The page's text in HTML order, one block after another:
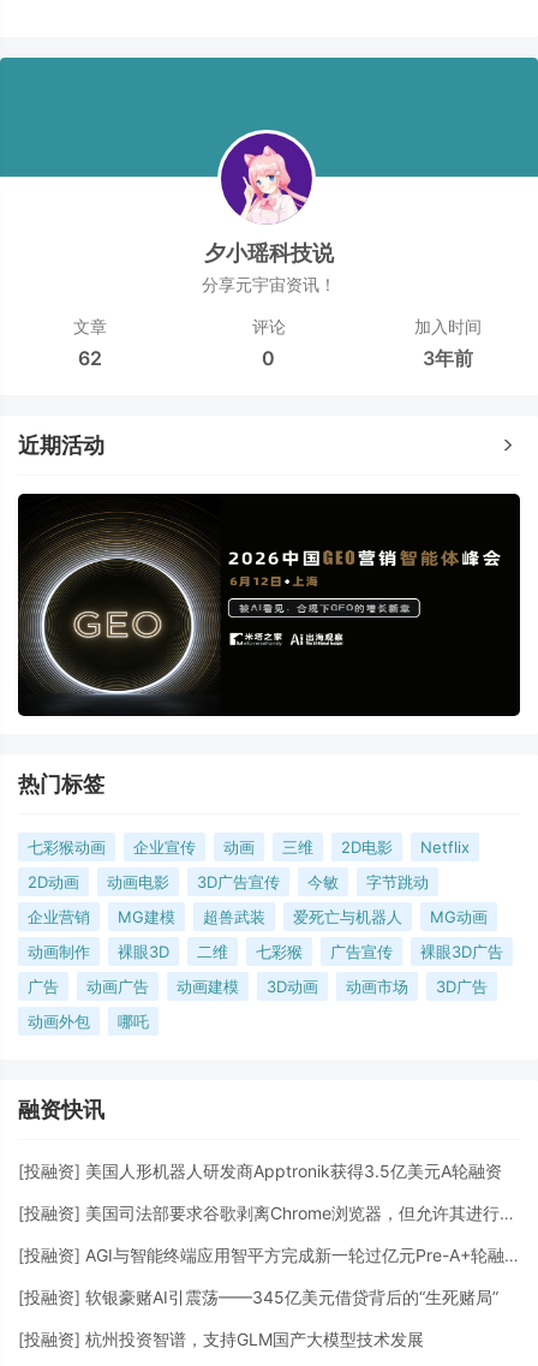
夕小瑶科技说
分享元宇宙资讯！
文章
62
评论
0
加入时间
3年前
近期活动
热门标签
七彩猴动画 企业宣传 动画 三维 2D电影
Netflix
2D动画
动画电影 3D广告宣传 今敏
字节跳动
企业营销
MG建模 超兽武装 爱死亡与机器人
MG动画
动画制作
裸眼3D 二维 七彩猴 广告宣传
裸眼3D广告
广告
动画广告 动画建模 3D动画 动画市场
3D广告
动画外包
哪吒
融资快讯
[投融资] 美国人形机器人研发商Apptronik获得3.5亿美元A轮融资
[投融资] 美国司法部要求谷歌剥离Chrome浏览器，但允许其进行AI投资
[投融资] AGI与智能终端应用智平方完成新一轮过亿元Pre-A+轮融资
[投融资] 软银豪赌AI引震荡——345亿美元借贷背后的“生死赌局”
[投融资] 杭州投资智谱，支持GLM国产大模型技术发展